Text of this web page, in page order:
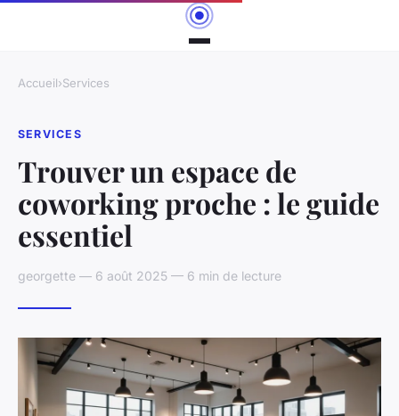
Accueil›Services
SERVICES
Trouver un espace de
coworking proche : le guide
essentiel
georgette — 6 août 2025 — 6 min de lecture